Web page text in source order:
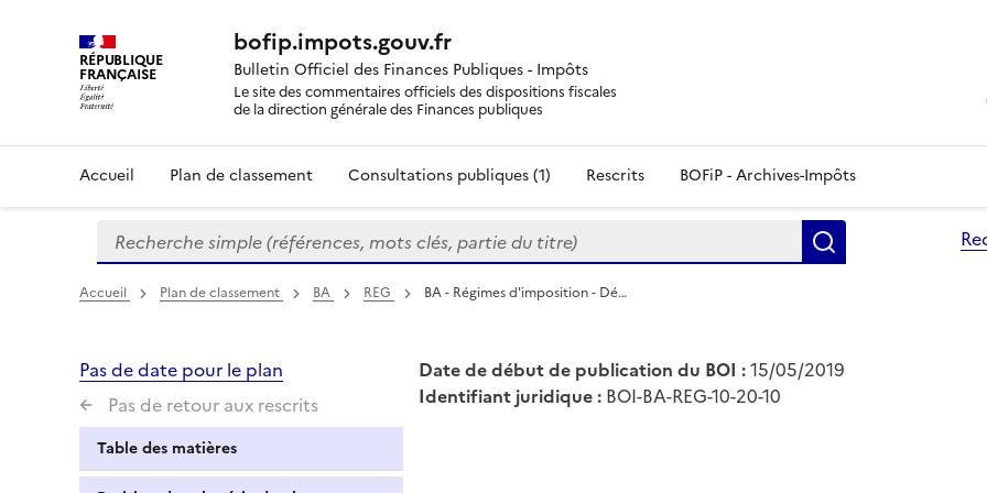
RÉPUBLIQUE
FRANÇAISE
bofip.impots.gouv.fr
Bulletin Officiel des Finances Publiques - Impôts
Le site des commentaires officiels des dispositions fiscales
de la direction générale des Finances publiques
Accueil Plan de classement Consultations publiques (1) Rescrits BOFiP - Archives-Impôts
Formulaire
de
recherche
Recherche simple (références, mots clés, partie du titre)
Accueil Plan de classement BA REG BA - Régimes d'imposition - Dé…
Pas de date pour le plan
Pas de retour aux rescrits
Table des matières
Date de début de publication du BOI :15/05/2019
Identifiant juridique : BOI-BA-REG-10-20-10